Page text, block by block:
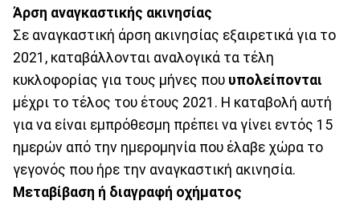
Άρση αναγκαστικής ακινησίας
Σε αναγκαστική άρση ακινησίας εξαιρετικά για το
2021, καταβάλλονται αναλογικά τα τέλη
κυκλοφορίας για τους μήνες που υπολείπονται
μέχρι το τέλος του έτους 2021. Η καταβολή αυτή
για να είναι εμπρόθεσμη πρέπει να γίνει εντός 15
ημερών από την ημερομηνία που έλαβε χώρα το
γεγονός που ήρε την αναγκαστική ακινησία.
Μεταβίβαση ή διαγραφή οχήματος